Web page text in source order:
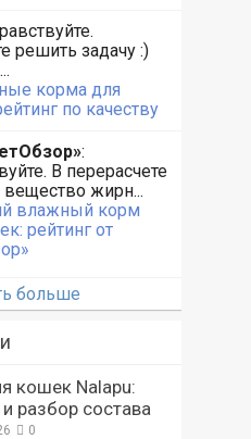
решить задачу :)
корма для
по качеству
:
В перерасчете
вещество жирн...
влажный корм
рейтинг от
больше
кошек Nalapu:
разбор состава
0